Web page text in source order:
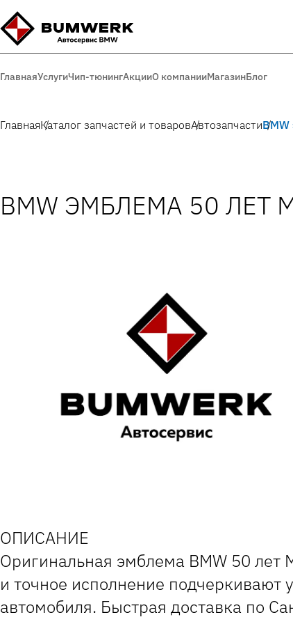
ГлавнаяУслугиЧип-тюнингАкцииО компанииМагазинБлог
ГлавнаяКаталог запчастей и товаровАвтозапчасти
BMW ЭМБЛЕМА 50 ЛЕТ
ОПИСАНИЕ
Оригинальная эмблема BMW 50 лет
и точное исполнение подчеркивают
автомобиля. Быстрая доставка по